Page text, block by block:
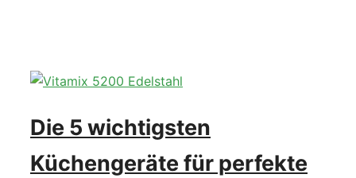
Die 5 wichtigsten
Küchengeräte für perfekte